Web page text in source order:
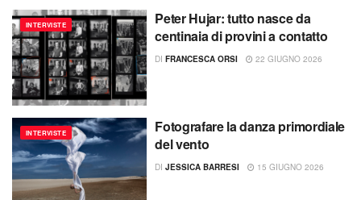
INTERVISTE
Peter Hujar: tutto nasce da
centinaia di provini a contatto
DI FRANCESCA ORSI 22 GIUGNO 2026
INTERVISTE
Fotografare la danza primordiale
del vento
DI JESSICA BARRESI 15 GIUGNO 2026